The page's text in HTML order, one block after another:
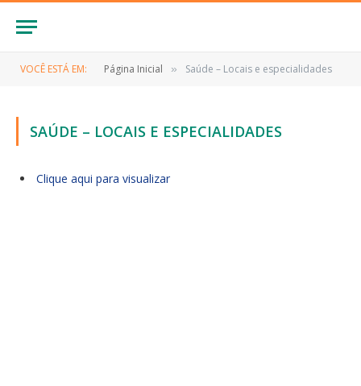
VOCÊ ESTÁ EM: Página Inicial » Saúde – Locais e especialidades
SAÚDE – LOCAIS E ESPECIALIDADES
Clique aqui para visualizar